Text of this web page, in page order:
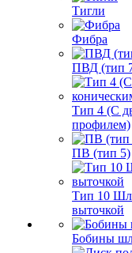
Тигли
Фибра
ПВД (тип
Тип 4 (С
профилем)
ПВ (тип 5)
Тип 10
выточкой
Бобины